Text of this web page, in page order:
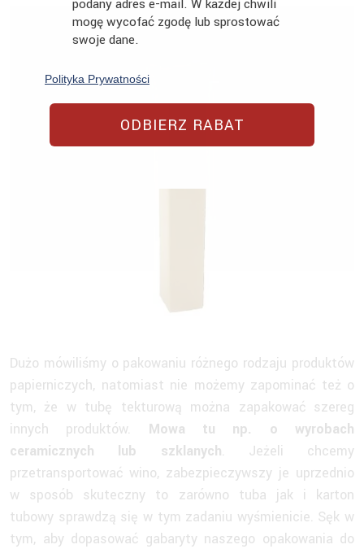
Dużo mówiliśmy o pakowaniu różnego rodzaju produktów
papierniczych, natomiast nie możemy zapominać też o
tym, że w tubę tekturową można zapakować szereg
innych produktów. Mowa tu np. o wyrobach
ceramicznych lub szklanych. Jeżeli chcemy
przetransportować wino, zabezpieczywszy je uprzednio
w sposób skuteczny to zarówno tuba jak i karton
tubowy sprawdzą się w tym zadaniu wyśmienicie. Sęk w
tym, aby dopasować gabaryty naszego opakowania do
podany adres e-mail. W każdej chwili
mogę wycofać zgodę lub sprostować
swoje dane.
Polityka Prywatności
ODBIERZ RABAT